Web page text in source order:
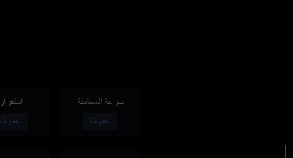
سرعة المعاملة
عمومًا
استقرار
عمومًا